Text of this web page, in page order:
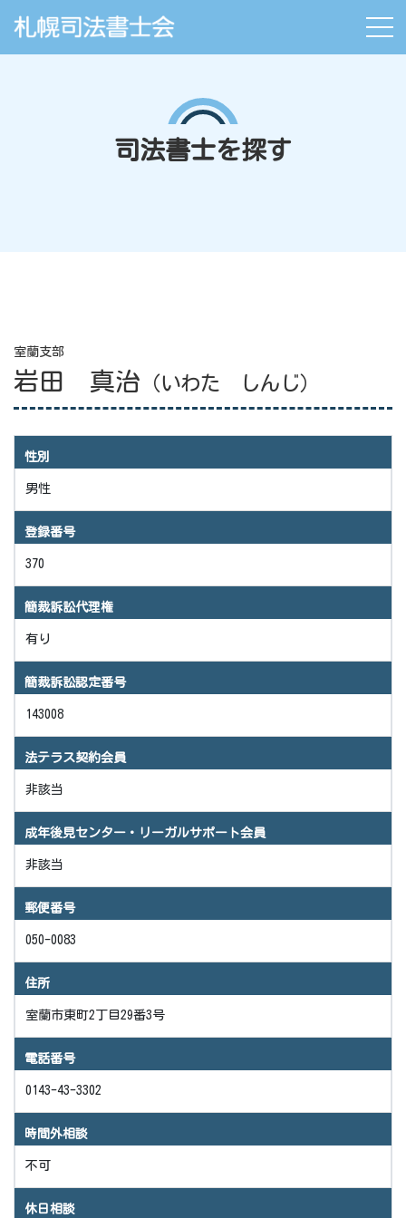
司法書士を探す
室蘭支部
岩田 真治 （いわた しんじ）
性別
男性
登録番号
370
簡裁訴訟代理権
有り
簡裁訴訟認定番号
143008
法テラス契約会員
非該当
成年後見センター・リーガルサポート会員
非該当
郵便番号
050-0083
住所
室蘭市東町2丁目29番3号
電話番号
0143-43-3302
時間外相談
不可
休日相談